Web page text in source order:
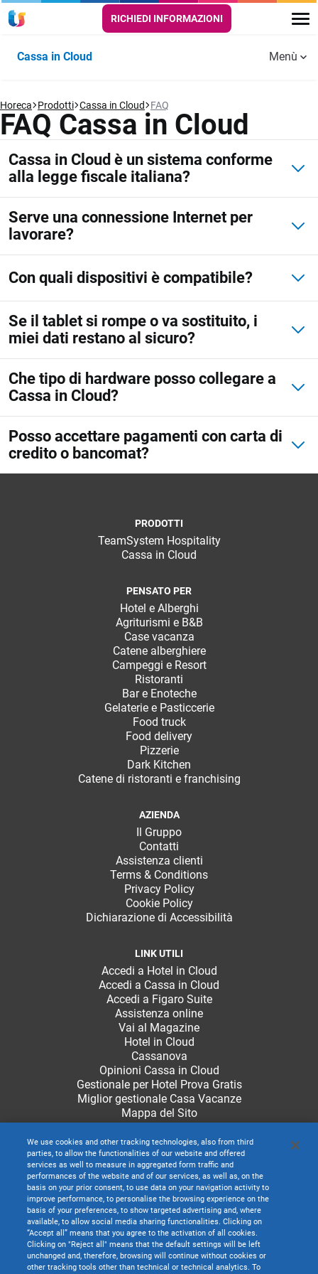
CRM
Ecommerce
TeamSystem Corporate
RICHIEDI INFORMAZIONI
Cassa in Cloud
Funzionalità
PUNTO
CASSA
Scontrino
elettronico
Automazione
scontrino
Anagrafiche
clienti
Operatori e
turni
Gestione
conto
Fatturazione
elettronica
SALA E
CUCINA
Comande digitali
Menù digitali
Self order e
Kitchen monitor
per la cucina
Prenotazione
tavoli
TAKE AWAY
Self order
app
Gestione
asporto e
Automazione
corrispettivi
per dark
kitchen
ADD ON &
Integrazioni e
API
Developer Portal
Storie di successo
Video
Risorse utili
Aggiornamenti
Cassa in
Cloud
Guide e
tutorial
FAQ
Prezzi
Prova Gratis
Menù
Horeca Prodotti Cassa in Cloud FAQ
FAQ Cassa in Cloud
Cassa in Cloud è un sistema conforme
alla legge fiscale italiana?
Serve una connessione Internet per
lavorare?
Con quali dispositivi è compatibile?
Se il tablet si rompe o va sostituito, i
miei dati restano al sicuro?
Che tipo di hardware posso collegare a
Cassa in Cloud?
Posso accettare pagamenti con carta di
credito o bancomat?
PRODOTTI
TeamSystem Hospitality
Cassa in Cloud
PENSATO PER
Hotel e Alberghi
Agriturismi e B&B
Case vacanza
Catene alberghiere
Campeggi e Resort
Ristoranti
Bar e Enoteche
Gelaterie e Pasticcerie
Food truck
Food delivery
Pizzerie
Dark Kitchen
Catene di ristoranti e franchising
AZIENDA
Il Gruppo
Contatti
Assistenza clienti
Terms & Conditions
Privacy Policy
Cookie Policy
Dichiarazione di Accessibilità
LINK UTILI
Accedi a Hotel in Cloud
Accedi a Cassa in Cloud
Accedi a Figaro Suite
Assistenza online
Vai al Magazine
Hotel in Cloud
Cassanova
Opinioni Cassa in Cloud
Gestionale per Hotel Prova Gratis
Miglior gestionale Casa Vacanze
Mappa del Sito
We use cookies and other tracking technologies, also from third
parties, to allow the functionalities of our website and offered
services as well to measure in aggregated form traffic and
performances of the website and of our services, as well as, on the
basis on your prior consent, to use data on your navigation activity to
improve performance, to personalise the browsing experience on the
basis of your preferences, to show targeted advertising and, where
available, to allow social media sharing functionalities. Clicking on
“Accept all” means that you agree to the activation of all cookies.
Clicking on "Reject all" means that the default settings will be left
unchanged and, therefore, browsing will continue without cookies or
other tracking tools other than technical or technical analytics. To